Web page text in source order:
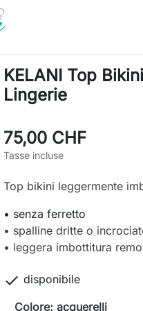
KELANI Top
Lingerie
75,00 CHF
Tasse incluse
Top bikini leggermente
• senza ferretto
• spalline dritte o
• leggera imbottitura
 disponibile
Colore: acquerelli